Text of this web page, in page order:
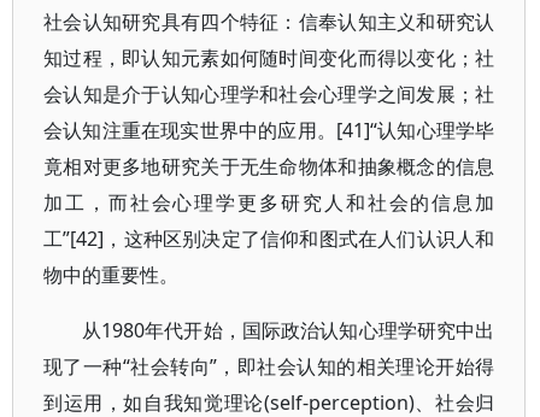
社会认知研究具有四个特征：信奉认知主义和研究认
知过程，即认知元素如何随时间变化而得以变化；社
会认知是介于认知心理学和社会心理学之间发展；社
会认知注重在现实世界中的应用。[41]“认知心理学毕
竟相对更多地研究关于无生命物体和抽象概念的信息
加工，而社会心理学更多研究人和社会的信息加
工”[42]，这种区别决定了信仰和图式在人们认识人和
物中的重要性。
从1980年代开始，国际政治认知心理学研究中出
现了一种“社会转向”，即社会认知的相关理论开始得
到运用，如自我知觉理论(self-perception)、社会归